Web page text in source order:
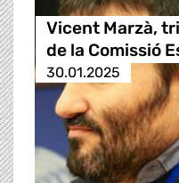
Vicent Marzà,
de la Comissió
30.01.2025